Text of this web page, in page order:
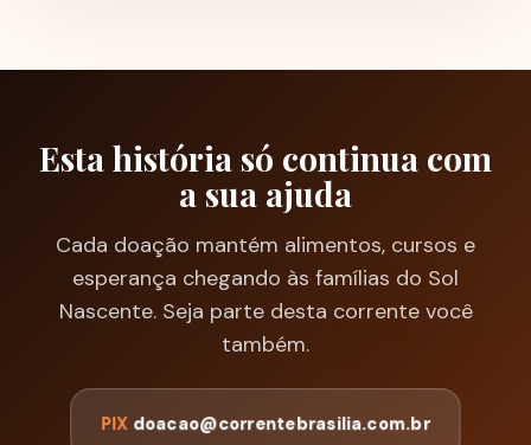
Esta história só continua com
a sua ajuda
Cada doação mantém alimentos, cursos e
esperança chegando às famílias do Sol
Nascente. Seja parte desta corrente você
também.
PIX doacao@correntebrasilia.com.br